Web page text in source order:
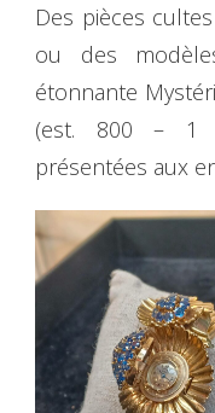
Des pièces
ou des
étonnante
(est. 800 – 1
présentées aux